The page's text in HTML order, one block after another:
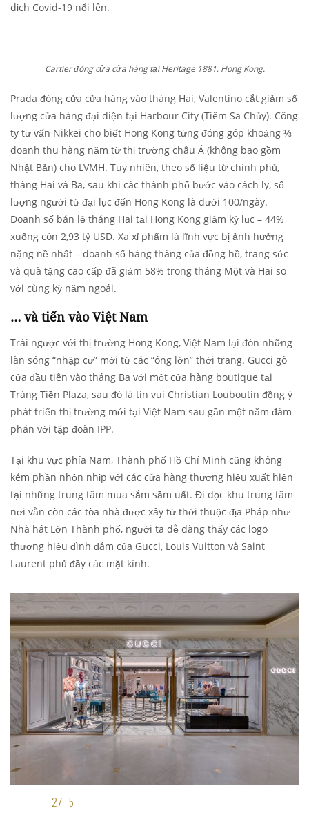
dịch Covid-19 nổi lên.
Cartier đóng cửa cửa hàng tại Heritage 1881, Hong Kong.
Prada đóng cửa cửa hàng vào tháng Hai, Valentino cắt giảm số
lượng cửa hàng đại diện tại Harbour City (Tiêm Sa Chủy). Công
ty tư vấn Nikkei cho biết Hong Kong từng đóng góp khoảng ⅓
doanh thu hàng năm từ thị trường châu Á (không bao gồm
Nhật Bản) cho LVMH. Tuy nhiên, theo số liệu từ chính phủ,
tháng Hai và Ba, sau khi các thành phố bước vào cách ly, số
lượng người từ đại lục đến Hong Kong là dưới 100/ngày.
Doanh số bán lẻ tháng Hai tại Hong Kong giảm kỷ lục – 44%
xuống còn 2,93 tỷ USD. Xa xỉ phẩm là lĩnh vực bị ảnh hưởng
nặng nề nhất – doanh số hàng tháng của đồng hồ, trang sức
và quà tặng cao cấp đã giảm 58% trong tháng Một và Hai so
với cùng kỳ năm ngoái.
… và tiến vào Việt Nam
Trái ngược với thị trường Hong Kong, Việt Nam lại đón những
làn sóng “nhập cư” mới từ các “ông lớn” thời trang. Gucci gõ
cửa đầu tiên vào tháng Ba với một cửa hàng boutique tại
Tràng Tiền Plaza, sau đó là tin vui Christian Louboutin đồng ý
phát triển thị trường mới tại Việt Nam sau gần một năm đàm
phán với tập đoàn IPP.
Tại khu vực phía Nam, Thành phố Hồ Chí Minh cũng không
kém phần nhộn nhịp với các cửa hàng thương hiệu xuất hiện
tại những trung tâm mua sắm sầm uất. Đi dọc khu trung tâm
nơi vẫn còn các tòa nhà được xây từ thời thuộc địa Pháp như
Nhà hát Lớn Thành phố, người ta dễ dàng thấy các logo
thương hiệu đình đám của Gucci, Louis Vuitton và Saint
Laurent phủ đầy các mặt kính.